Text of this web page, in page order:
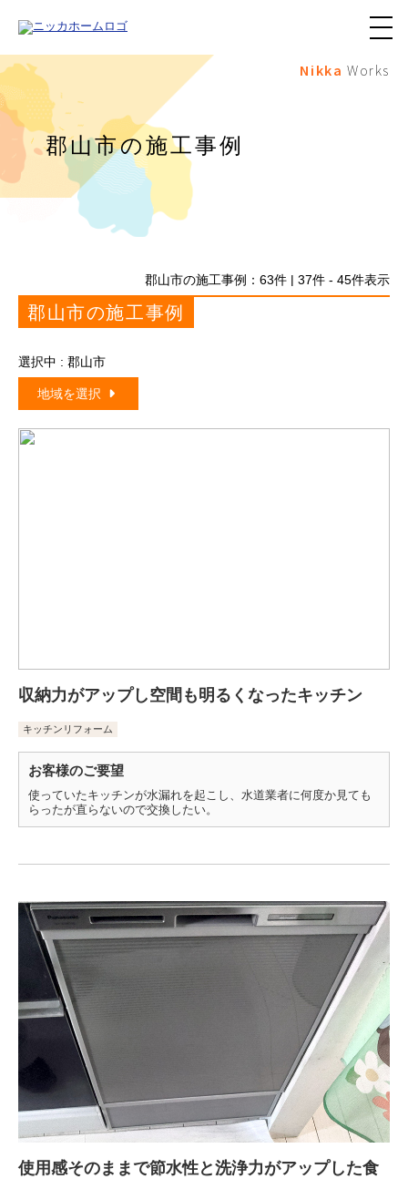
メ
ュ
Nikka Works
郡山市の施工事例
郡山市の施工事例： 63件 | 37件 - 45件表示
郡山市の施工事例
選択中 : 郡山市
地域を選択
収納力がアップし空間も明るくなったキッチン
キッチンリフォーム
お客様のご要望
使っていたキッチンが水漏れを起こし、水道業者に何度か見ても
らったが直らないので交換したい。
使用感そのままで節水性と洗浄力がアップした食